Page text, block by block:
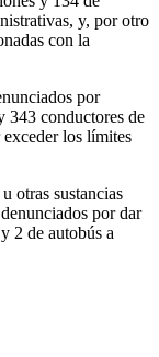
y, por otro
con la
por
343 conductores de
los límites
otras sustancias
por dar
2 de autobús a